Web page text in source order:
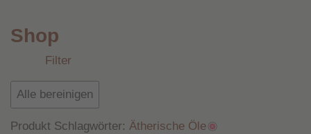
Shop
Produkt-Kategorien
eBooks
Alle bereinigen
Produkt Schlagwörter: Ätherische Öle